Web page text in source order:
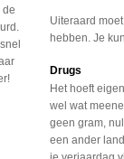
de
Uiteraard
hebben. Je
Drugs
Het hoeft
wel wat
geen gram,
een ander